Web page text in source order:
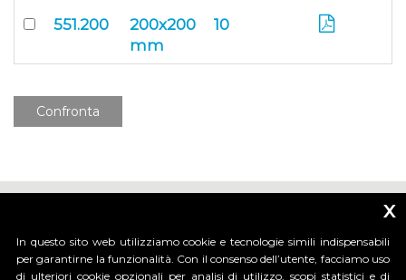
551.200
200x200
mm
10
Confronta
x
In questo sito web utilizziamo cookie e tecnologie simili indispensabili
per garantirne la funzionalità. Con il consenso dell’utente, facciamo uso
di ulteriori cookie opzionali per analisi di utilizzo, scopi statistici e di